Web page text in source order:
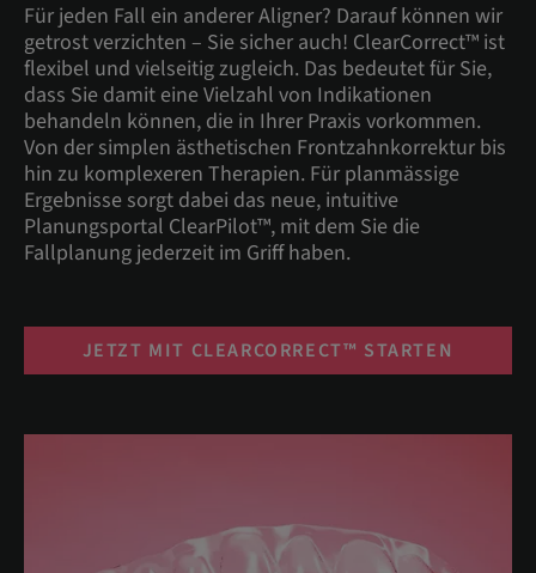
Für jeden Fall ein anderer Aligner? Darauf können wir
getrost verzichten – Sie sicher auch! ClearCorrect™ ist
flexibel und vielseitig zugleich. Das bedeutet für Sie,
dass Sie damit eine Vielzahl von Indikationen
behandeln können, die in Ihrer Praxis vorkommen.
Von der simplen ästhetischen Frontzahnkorrektur bis
hin zu komplexeren Therapien. Für planmässige
Ergebnisse sorgt dabei das neue, intuitive
Planungsportal ClearPilot™, mit dem Sie die
Fallplanung jederzeit im Griff haben.
JETZT MIT CLEARCORRECT™ STARTEN